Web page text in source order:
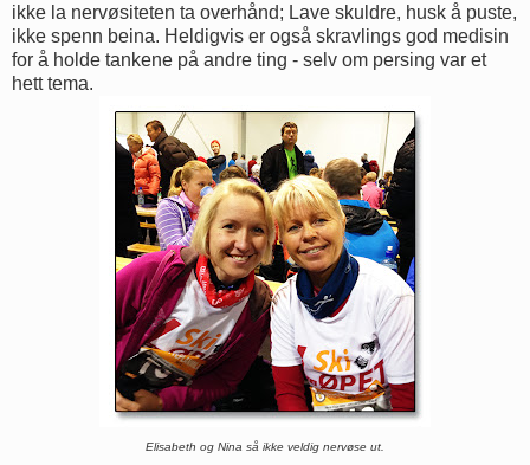
ikke la nervøsiteten ta overhånd; Lave skuldre, husk å puste,
ikke spenn beina. Heldigvis er også skravlings god medisin
for å holde tankene på andre ting - selv om persing var et
hett tema.
Elisabeth og Nina så ikke veldig nervøse ut.